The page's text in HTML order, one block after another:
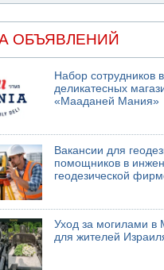
ОБЪЯВЛЕНИЙ
Набор сотрудников
деликатесных
«Мааданей Мания»
Вакансии для
помощников в
геодезической
Уход за могилами в
для жителей